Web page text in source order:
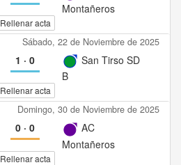
Montañeros
Rellenar acta
Sábado, 22 de Noviembre de 2025
1 · 0
San Tirso SD
B
Rellenar acta
Domingo, 30 de Noviembre de 2025
0· 0
AC
Montañeros
Rellenar acta